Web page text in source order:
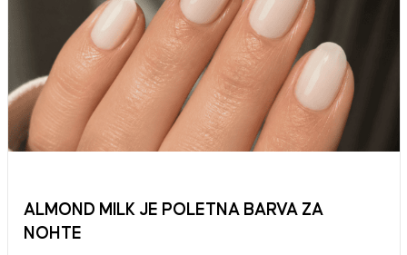
ALMOND MILK JE POLETNA BARVA ZA
NOHTE